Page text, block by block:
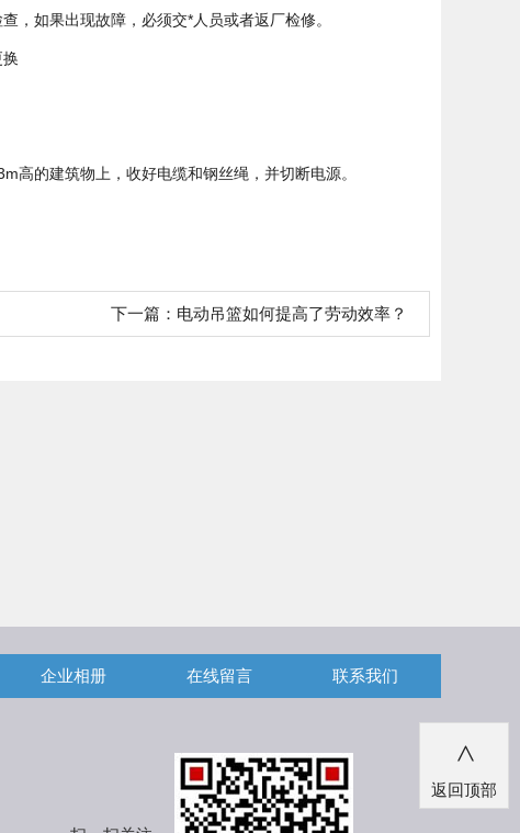
，如果出现故障，必须交*人员或者返厂检修。
高的建筑物上，收好电缆和钢丝绳，并切断电源。
下一篇： 电动吊篮如何提高了劳动效率？
企业相册 在线留言 联系我们
>
返回顶部